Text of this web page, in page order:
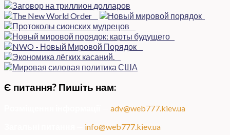
Є питання? Пишіть нам:
adv@web777.kiev.ua
info@web777.kiev.ua